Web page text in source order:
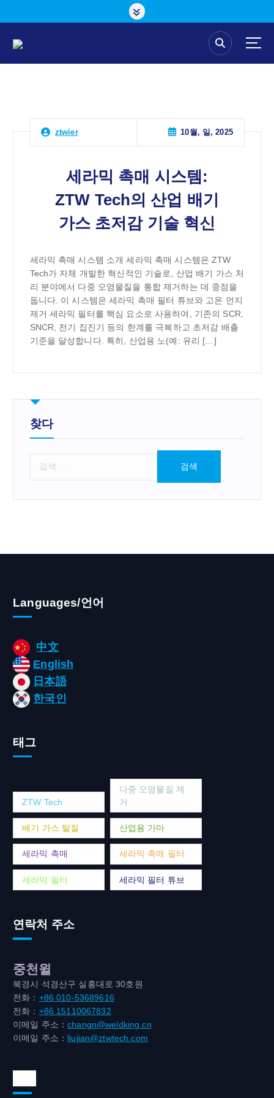
ztwier 10월, 일, 2025
세라믹 촉매 시스템:
ZTW Tech의 산업 배기
가스 초저감 기술 혁신
세라믹 촉매 시스템 소개 세라믹 촉매 시스템은 ZTW
Tech가 자체 개발한 혁신적인 기술로, 산업 배기 가스 처
리 분야에서 다중 오염물질을 통합 제거하는 데 중점을
둡니다. 이 시스템은 세라믹 촉매 필터 튜브와 고온 먼지
제거 세라믹 필터를 핵심 요소로 사용하여, 기존의 SCR,
SNCR, 전기 집진기 등의 한계를 극복하고 초저감 배출
기준을 달성합니다. 특히, 산업용 노(예: 유리 […]
찾다
Languages/언어
中文
English
日本語
한국인
태그
ZTW Tech
다중 오염물질 제
거
배기 가스 탈질 산업용 가마
세라믹 촉매 세라믹 촉매 필터
세라믹 필터 세라믹 필터 튜브
연락처 주소
중천윌
북경시 석경산구 실흥대로 30호원
전화： +86 010-53689616
전화： +86 15110067832
이메일 주소：changn@weldking.cn
이메일 주소： liujian@ztwtech.com